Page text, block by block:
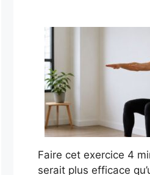
Faire cet exercice 4
serait plus efficace